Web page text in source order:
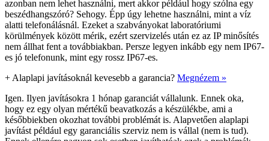
azonban nem lehet használni, mert akkor például hogy szólna egy
beszédhangszóró? Sehogy. Épp úgy lehetne használni, mint a víz
alatti telefonálásnál. Ezeket a szabványokat laboratóriumi
körülmények között mérik, ezért szervizelés után ez az IP minősítés
nem állhat fent a továbbiakban. Persze legyen inkább egy nem IP67-
es jó telefonunk, mint egy rossz IP67-es.
+ Alaplapi javításoknál kevesebb a garancia? Megnézem »
Igen. Ilyen javításokra 1 hónap garanciát vállalunk. Ennek oka,
hogy ez egy olyan mértékű beavatkozás a készülékbe, ami a
későbbiekben okozhat további problémát is. Alapvetően alaplapi
javítást például egy garanciális szerviz nem is vállal (nem is tud).